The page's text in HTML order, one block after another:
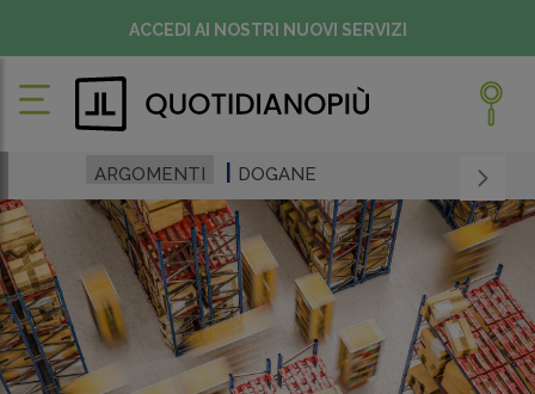
ACCEDI AI NOSTRI NUOVI SERVIZI
ARGOMENTI DOGANE